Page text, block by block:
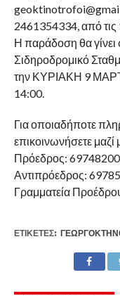
2461354334, από τις
Η παράδοση θα
Σιδηροδρομικό
την ΚΥΡΙΑΚΗ 9
14:00.
Για οποιαδήποτε
επικοινωνήσετε μαζί
Πρόεδρος:
Αντιπρόεδρος:
Γραμματεία
ΕΤΙΚΕΤΕΣ: